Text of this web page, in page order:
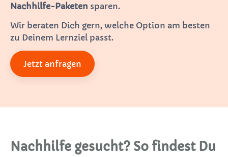
Nachhilfe-Paketen sparen.
Wir beraten Dich gern, welche Option am besten
zu Deinem Lernziel passt.
Jetzt anfragen
Nachhilfe gesucht? So findest Du